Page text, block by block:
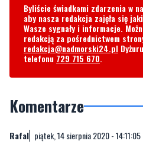
redakcja@nadmorski24.pl
telefonu729 715 670.
Komentarze
I zaraz posypią się głupie
motocyklowych z winy kierowców